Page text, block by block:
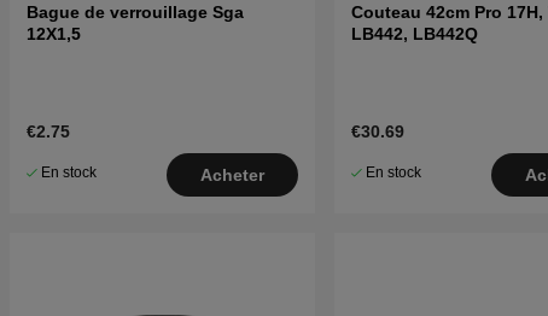
Bague de verrouillage Sga
12X1,5
€2.75
En stock Acheter
Couteau 42cm Pro
LB442, LB442Q
€30.69
En stock